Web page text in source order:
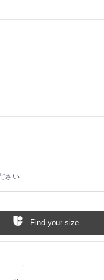
さい
Find your size